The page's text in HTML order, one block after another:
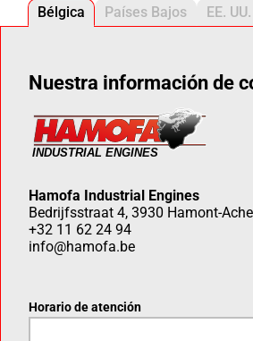
Bélgica Países Bajos EE. UU.
Nuestra información de
Hamofa Industrial Engines
Bedrijfsstraat 4, 3930 Hamont-
+32 11 62 24 94
info@hamofa.be
Horario de atención